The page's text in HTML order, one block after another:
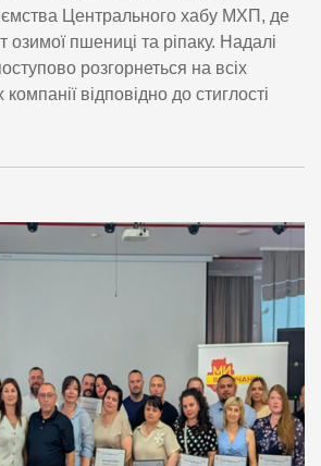
Центрального хабу МХП, де
пшениці та ріпаку. Надалі
розгорнеться на всіх
відповідно до стиглості